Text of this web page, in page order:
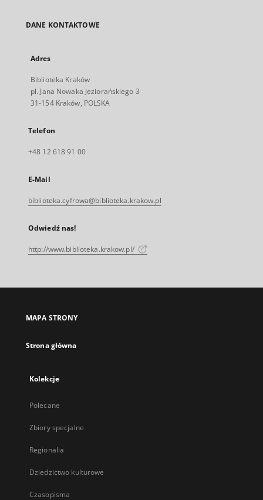
DANE KONTAKTOWE
Adres
Biblioteka Kraków
pl. Jana Nowaka Jeziorańskiego 3
31-154 Kraków, POLSKA
Telefon
+48 12 618 91 00
E-Mail
biblioteka.cyfrowa@biblioteka.krakow.pl
Odwiedź nas!
http://www.biblioteka.krakow.pl/
MAPA STRONY
Strona główna
Kolekcje
Polecane
Zbiory specjalne
Regionalia
Dziedzictwo kulturowe
Czasopisma